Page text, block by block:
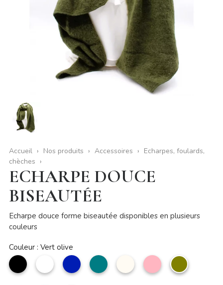
Accueil Nos produits Accessoires
Echarpes, foulards,
chèches
ECHARPE DOUCE
BISEAUTÉE
Echarpe douce forme biseautée disponibles en plusieurs
couleurs
Couleur : Vert olive
noir Blanc marine pétrole Beige
Rose
clair
Vert
olive